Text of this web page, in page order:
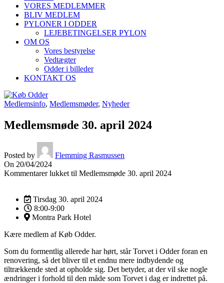
VORES MEDLEMMER
BLIV MEDLEM
PYLONER I ODDER
LEJEBETINGELSER PYLON
OM OS
Vores bestyrelse
Vedtægter
Odder i billeder
KONTAKT OS
Medlemsinfo, Medlemsmøder, Nyheder
Medlemsmøde 30. april 2024
Posted by
Flemming Rasmussen
On 20/04/2024
Kommentarer lukket til Medlemsmøde 30. april 2024
Tirsdag 30. april 2024
8:00-9:00
Montra Park Hotel
Kære medlem af Køb Odder.
Som du formentlig allerede har hørt, står Torvet i Odder foran en
renovering, så det bliver til et endnu mere indbydende og
tiltrækkende sted at opholde sig. Det betyder, at der vil ske nogle
ændringer i forhold til den måde som Torvet i dag er indrettet på.